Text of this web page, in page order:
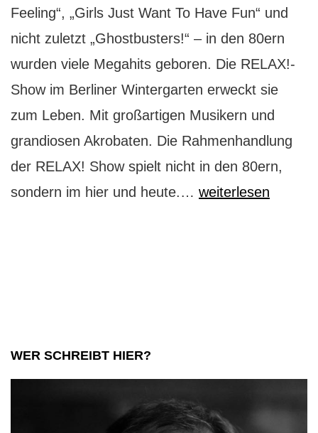
Feeling“, „Girls Just Want To Have Fun“ und
nicht zuletzt „Ghostbusters!“ – in den 80ern
wurden viele Megahits geboren. Die RELAX!-
Show im Berliner Wintergarten erweckt sie
zum Leben. Mit großartigen Musikern und
grandiosen Akrobaten. Die Rahmenhandlung
der RELAX! Show spielt nicht in den 80ern,
sondern im hier und heute.… Wintergarten:
weiterlesen
WER SCHREIBT HIER?